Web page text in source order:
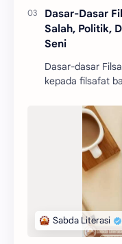
Dasar-Dasar
Salah, Politik,
Seni
Dasar-dasar
kepada filsafat